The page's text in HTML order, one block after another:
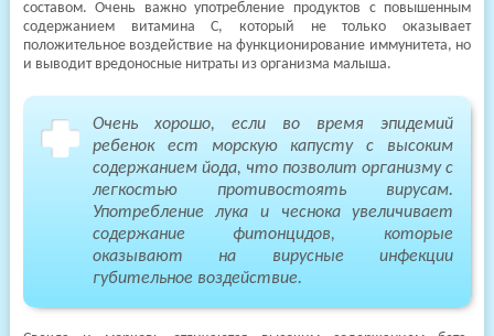
составом. Очень важно употребление продуктов с повышенным
содержанием витамина С, который не только оказывает
положительное воздействие на функционирование иммунитета, но
и выводит вредоносные нитраты из организма малыша.
Очень хорошо, если во время эпидемий
ребенок ест морскую капусту с высоким
содержанием йода, что позволит организму с
легкостью противостоять вирусам.
Употребление лука и чеснока увеличивает
содержание фитонцидов, которые
оказывают на вирусные инфекции
губительное воздействие.